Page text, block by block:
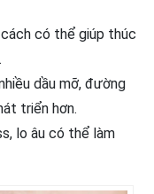
có thể giúp thúc
dầu mỡ, đường
triển hơn.
lo âu có thể làm